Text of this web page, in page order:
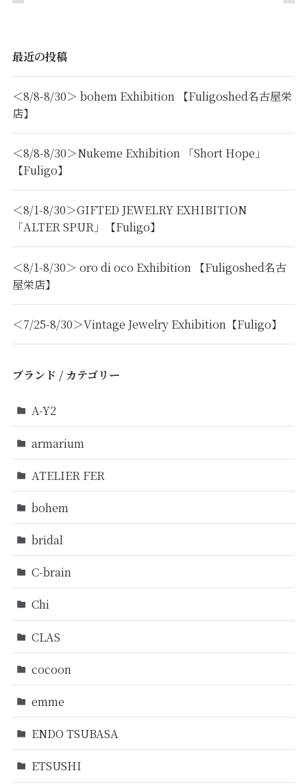
最近の投稿
＜8/8-8/30＞ bohem Exhibition 【Fuligoshed名古屋栄
店】
＜8/8-8/30＞Nukeme Exhibition 「Short Hope」
【Fuligo】
＜8/1-8/30＞GIFTED JEWELRY EXHIBITION
「ALTER SPUR」【Fuligo】
＜8/1-8/30＞ oro di oco Exhibition 【Fuligoshed名古
屋栄店】
＜7/25-8/30＞Vintage Jewelry Exhibition【Fuligo】
ブランド / カテゴリー
A-Y2
armarium
ATELIER FER
bohem
bridal
C-brain
Chi
CLAS
cocoon
emme
ENDO TSUBASA
ETSUSHI